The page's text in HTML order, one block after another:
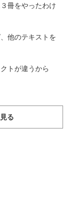
冊をやったわけ
他のテキストを
トが違うから
る